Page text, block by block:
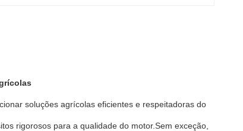
soluções agrícolas eficientes e respeitadoras do
rigorosos para a qualidade do motor.Sem exceção,